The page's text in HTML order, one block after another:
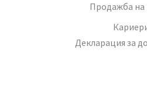
Продажба на
Декларация за